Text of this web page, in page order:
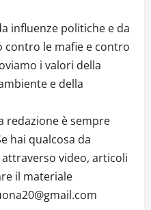
influenze politiche e da
contro le mafie e contro
i valori della
e della
redazione è sempre
hai qualcosa da
video, articoli
il materiale